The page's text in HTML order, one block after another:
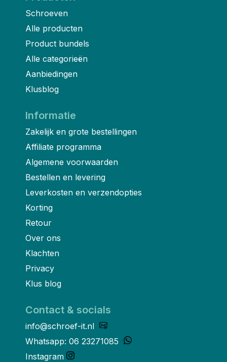
Schroeven
Alle producten
Product bundels
Alle categorieën
Aanbiedingen
Klusblog
Informatie
Zakelijk en grote bestellingen
Affiliate programma
Algemene voorwaarden
Bestellen en levering
Leverkosten en verzendopties
Korting
Retour
Over ons
Klachten
Privacy
Klus blog
Contact & socials
info@schroef-it.nl
Whatsapp: 06 23271085
Instagram